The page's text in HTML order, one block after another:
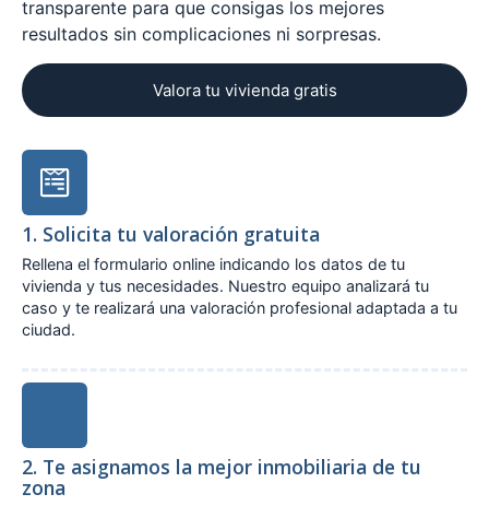
transparente para que consigas los mejores
resultados sin complicaciones ni sorpresas.
Valora tu vivienda gratis
1. Solicita tu valoración gratuita
Rellena el formulario online indicando los datos de tu
vivienda y tus necesidades. Nuestro equipo analizará tu
caso y te realizará una valoración profesional adaptada a tu
ciudad.
2. Te asignamos la mejor inmobiliaria de tu
zona